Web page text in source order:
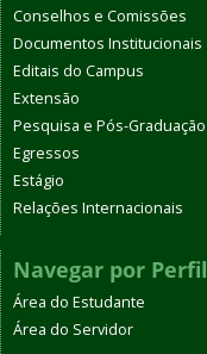
Conselhos e Comissões
Documentos Institucionais
Editais do Campus
Extensão
Pesquisa e Pós-Graduação
Egressos
Estágio
Relações Internacionais
Navegar por Perfil
Área do Estudante
Área do Servidor